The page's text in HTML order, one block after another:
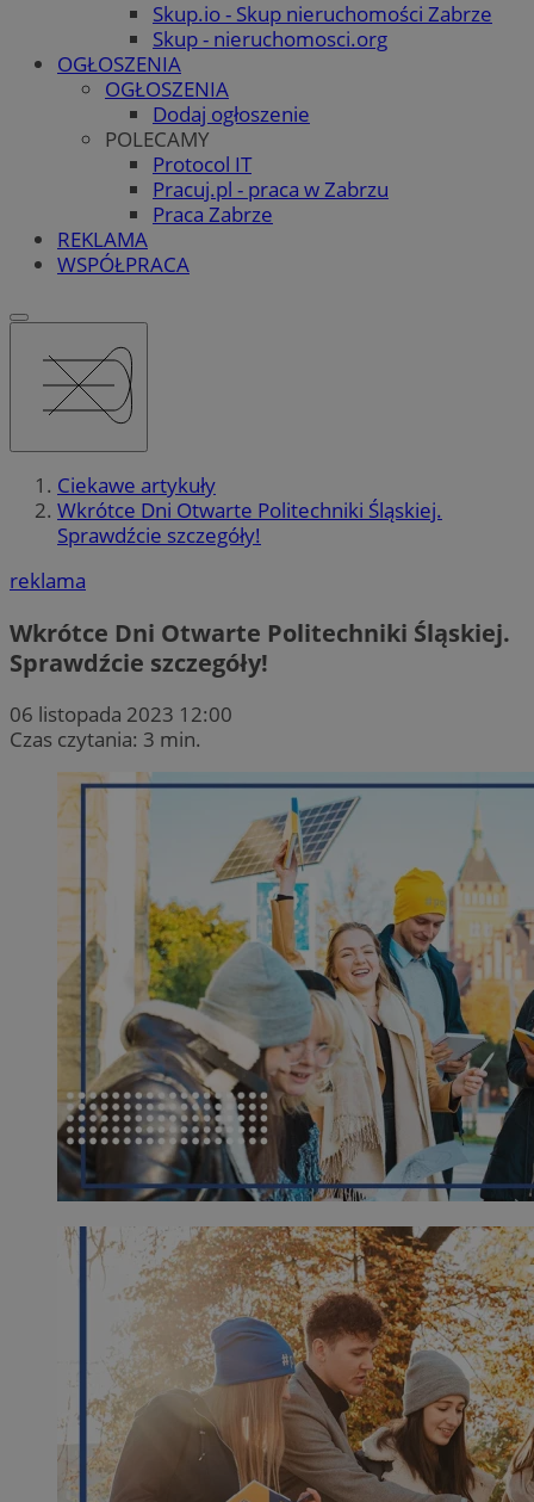
Skup.io - Skup nieruchomości Zabrze
Skup - nieruchomosci.org
OGŁOSZENIA
OGŁOSZENIA
Dodaj ogłoszenie
POLECAMY
Protocol IT
Pracuj.pl - praca w Zabrzu
Praca Zabrze
REKLAMA
WSPÓŁPRACA
Ciekawe artykuły
Wkrótce Dni Otwarte Politechniki Śląskiej.
Sprawdźcie szczegóły!
reklama
Wkrótce Dni Otwarte Politechniki Śląskiej.
Sprawdźcie szczegóły!
06 listopada 2023 12:00
Czas czytania: 3 min.